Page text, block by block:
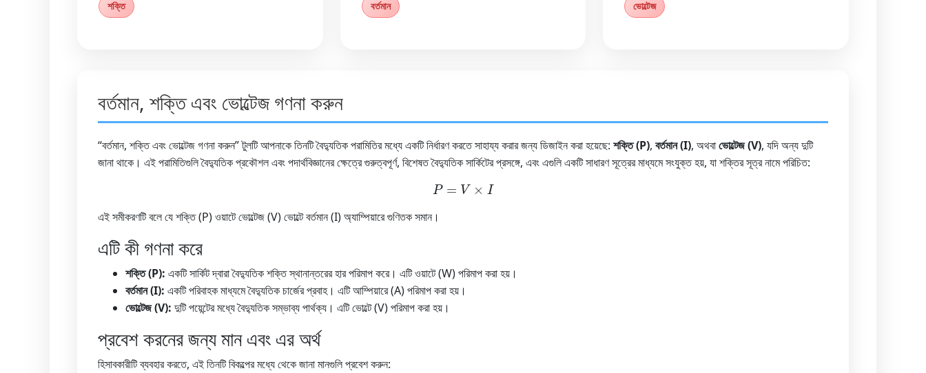
শক্তি বর্তমান ভোল্টেজ
বর্তমান, শক্তি এবং ভোল্টেজ গণনা করুন
“বর্তমান, শক্তি এবং ভোল্টেজ গণনা করুন” টুলটি আপনাকে তিনটি বৈদ্যুতিক পরামিতির মধ্যে একটি নির্ধারণ করতে সাহায্য করার জন্য ডিজাইন করা হয়েছে: শক্তি (P), বর্তমান (I), অথবাভোল্টেজ (V), যদি অন্য দুটি
জানা থাকে। এই পরামিতিগুলি বৈদ্যুতিক প্রকৌশল এবং পদার্থবিজ্ঞানের ক্ষেত্রে গুরুত্বপূর্ণ, বিশেষত বৈদ্যুতিক সার্কিটের প্রসঙ্গে, এবং এগুলি একটি সাধারণ সূত্রের মাধ্যমে সংযুক্ত হয়, যা শক্তির সূত্র নামে পরিচিত:
P= V×I
এই সমীকরণটি বলে যে শক্তি (P) ওয়াটে ভোল্টেজ (V) ভোল্টে বর্তমান (I) অ্যাম্পিয়ারে গুণিতক সমান।
এটি কী গণনা করে
শক্তি (P): একটি সার্কিট দ্বারা বৈদ্যুতিক শক্তি স্থানান্তরের হার পরিমাপ করে। এটি ওয়াটে (W) পরিমাপ করা হয়।
বর্তমান (I): একটি পরিবাহক মাধ্যমে বৈদ্যুতিক চার্জের প্রবাহ। এটি আম্পিয়ারে (A) পরিমাপ করা হয়।
ভোল্টেজ (V): দুটি পয়েন্টের মধ্যে বৈদ্যুতিক সম্ভাব্য পার্থক্য। এটি ভোল্টে (V) পরিমাপ করা হয়।
প্রবেশ করনের জন্য মান এবং এর অর্থ
হিসাবকারীটি ব্যবহার করতে, এই তিনটি বিকল্পের মধ্যে থেকে জানা মানগুলি প্রবেশ করুন: